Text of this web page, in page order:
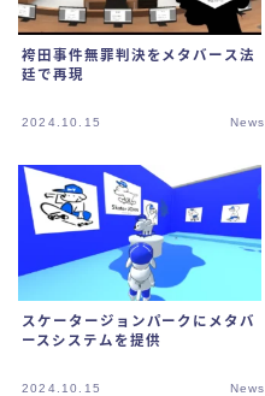
袴田事件無罪判決をメタバース法
廷で再現
2024.10.15 News
スケータージョンパークにメタバ
ースシステムを提供
2024.10.15 News